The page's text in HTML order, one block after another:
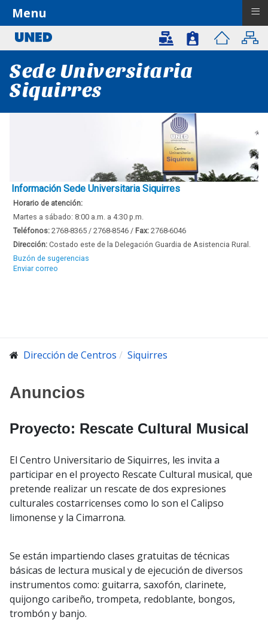
Sede Universitaria
Siquirres
Información Sede Universitaria Siquirres
Horario de atención:
Martes a sábado: 8:00 a.m. a 4:30 p.m.
Teléfonos: 2768-8365 / 2768-8546 / Fax: 2768-6046
Dirección: Costado este de la Delegación Guardia de Asistencia Rural.
Buzón de sugerencias
Enviar correo
Dirección de Centros Siquirres
Anuncios
Proyecto: Rescate Cultural Musical
El Centro Universitario de Siquirres, les invita a
participar en el proyecto Rescate Cultural musical, que
pretende realizar un rescate de dos expresiones
culturales costarricenses como lo son el Calipso
limonense y la Cimarrona.
Se están impartiendo clases gratuitas de técnicas
básicas de lectura musical y de ejecución de diversos
instrumentos como: guitarra, saxofón, clarinete,
quijongo caribeño, trompeta, redoblante, bongos,
trombón y banjo.
Menu ≡